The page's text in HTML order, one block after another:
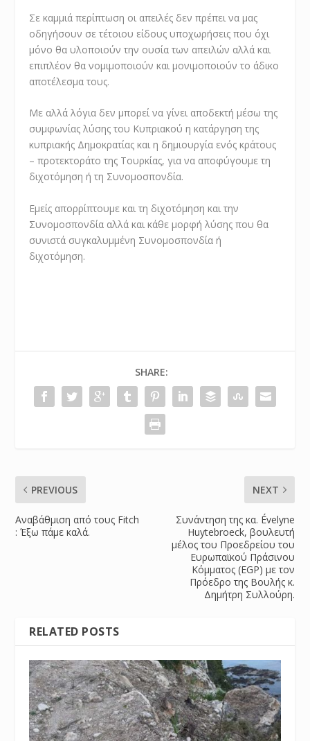
Σε καμμιά περίπτωση οι απειλές δεν πρέπει να μας
οδηγήσουν σε τέτοιου είδους υποχωρήσεις που όχι
μόνο θα υλοποιούν την ουσία των απειλών αλλά και
επιπλέον θα νομιμοποιούν και μονιμοποιούν το άδικο
αποτέλεσμα τους.
Με αλλά λόγια δεν μπορεί να γίνει αποδεκτή μέσω της
συμφωνίας λύσης του Κυπριακού η κατάργηση της
κυπριακής Δημοκρατίας και η δημιουργία ενός κράτους
– προτεκτοράτο της Τουρκίας, για να αποφύγουμε τη
διχοτόμηση ή τη Συνομοσπονδία.
Εμείς απορρίπτουμε και τη διχοτόμηση και την
Συνομοσπονδία αλλά και κάθε μορφή λύσης που θα
συνιστά συγκαλυμμένη Συνομοσπονδία ή
διχοτόμηση.
SHARE:
PREVIOUS
Αναβάθμιση από τους Fitch
: Έξω πάμε καλά.
NEXT
Συνάντηση της κα. Évelyne
Huytebroeck, βουλευτή
μέλος του Προεδρείου του
Ευρωπαϊκού Πράσινου
Κόμματος (EGP) με τον
Πρόεδρο της Βουλής κ.
Δημήτρη Συλλούρη.
RELATED POSTS